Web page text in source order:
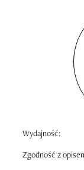
Wydajność:
Zgodność z